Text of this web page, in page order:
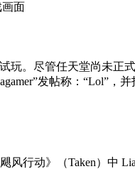
玩。尽管任天堂尚未正
发帖称：“Lol”
行动》（Taken）中